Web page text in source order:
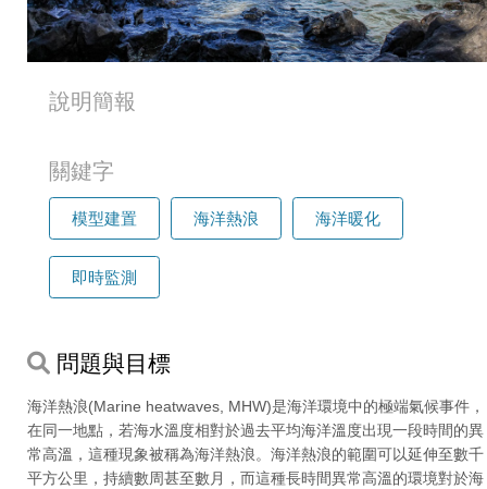
說明簡報
關鍵字
模型建置 海洋熱浪 海洋暖化
即時監測
問題與目標
海洋熱浪(Marine heatwaves, MHW)是海洋環境中的極端氣候事件，
在同一地點，若海水溫度相對於過去平均海洋溫度出現一段時間的異
常高溫，這種現象被稱為海洋熱浪。海洋熱浪的範圍可以延伸至數千
平方公里，持續數周甚至數月，而這種長時間異常高溫的環境對於海